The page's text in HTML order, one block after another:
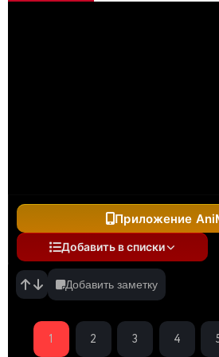
Приложение
Добавить в списки
Добавить заметку
1 2 3 4